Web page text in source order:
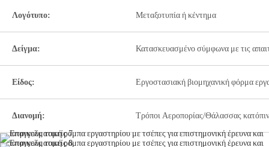
Λογότυπο: Μεταξοτυπία ή κέντημα
Δείγμα: Κατασκευασμένο σύμφωνα με τις
Είδος: Εργοστασιακή βιομηχανική φόρμα
Διανομή: Τρόποι Αεροπορίας/Θάλασσας